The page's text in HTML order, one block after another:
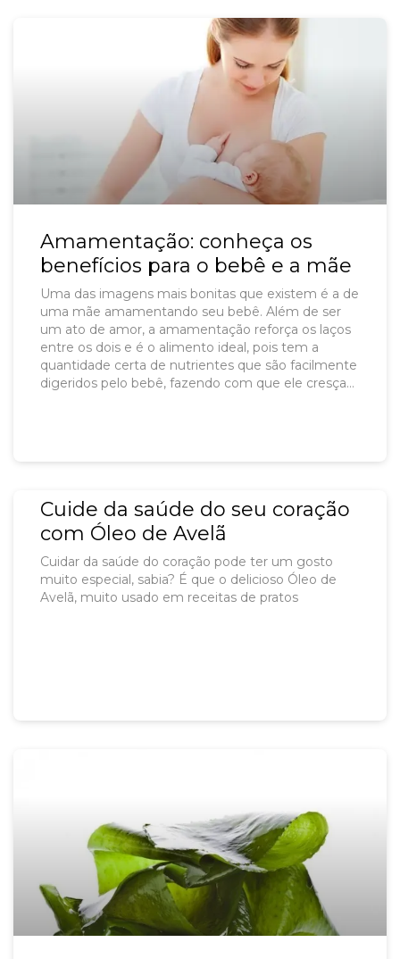
Amamentação: conheça os
benefícios para o bebê e a mãe
Uma das imagens mais bonitas que existem é a de
uma mãe amamentando seu bebê. Além de ser
um ato de amor, a amamentação reforça os laços
entre os dois e é o alimento ideal, pois tem a
quantidade certa de nutrientes que são facilmente
digeridos pelo bebê, fazendo com que ele cresça
Cuide da saúde do seu coração
com Óleo de Avelã
Cuidar da saúde do coração pode ter um gosto
muito especial, sabia? É que o delicioso Óleo de
Avelã, muito usado em receitas de pratos